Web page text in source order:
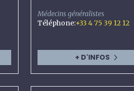
Médecins généralistes
Téléphone:+33 4 75 39 12 12
+ D'INFOS